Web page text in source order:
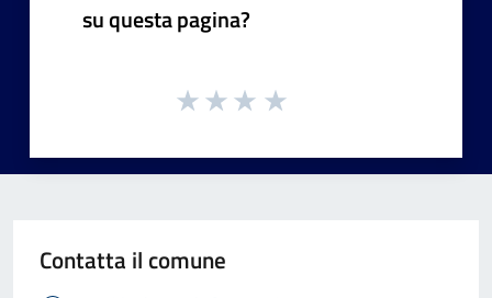
su questa pagina?
Contatta il comune